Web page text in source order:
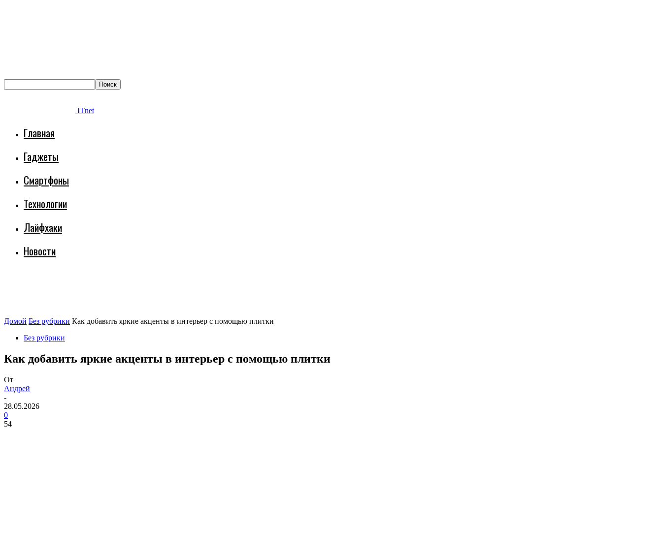
ITnet
Главная
Гаджеты
Смартфоны
Технологии
Лайфхаки
Новости
Домой Без рубрики Как добавить яркие акценты в интерьер с помощью плитки
Без рубрики
Как добавить яркие акценты в интерьер с помощью плитки
От
Андрей
-
28.05.2026
0
54